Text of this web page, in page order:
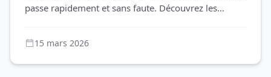
passe rapidement et sans faute. Découvrez les
15 mars 2026